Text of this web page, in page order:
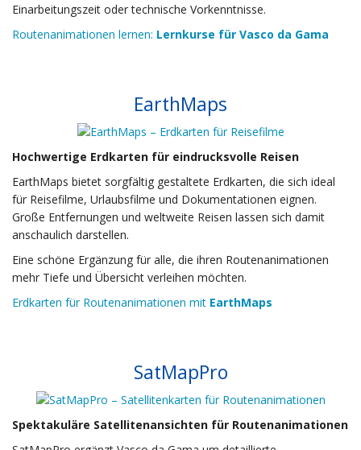
Einarbeitungszeit oder technische Vorkenntnisse.
Routenanimationen lernen: Lernkurse für Vasco da Gama
EarthMaps
Hochwertige Erdkarten für eindrucksvolle Reisen
EarthMaps bietet sorgfältig gestaltete Erdkarten, die sich ideal
für Reisefilme, Urlaubsfilme und Dokumentationen eignen.
Große Entfernungen und weltweite Reisen lassen sich damit
anschaulich darstellen.
Eine schöne Ergänzung für alle, die ihren Routenanimationen
mehr Tiefe und Übersicht verleihen möchten.
Erdkarten für Routenanimationen mit EarthMaps
SatMapPro
Spektakuläre Satellitenansichten für Routenanimationen